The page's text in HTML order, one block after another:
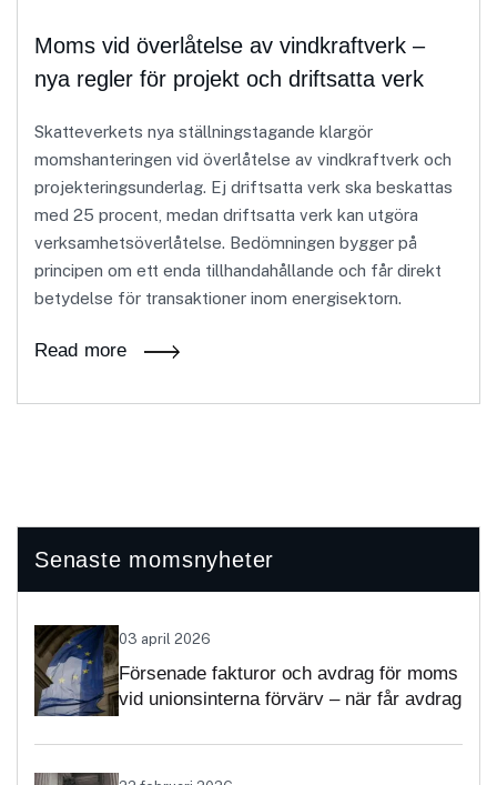
Moms vid överlåtelse av vindkraftverk –
nya regler för projekt och driftsatta verk
Skatteverkets nya ställningstagande klargör
momshanteringen vid överlåtelse av vindkraftverk och
projekteringsunderlag. Ej driftsatta verk ska beskattas
med 25 procent, medan driftsatta verk kan utgöra
verksamhetsöverlåtelse. Bedömningen bygger på
principen om ett enda tillhandahållande och får direkt
betydelse för transaktioner inom energisektorn.
Read more
Senaste momsnyheter
03 april 2026
Försenade fakturor och avdrag för moms
vid unionsinterna förvärv – när får avdrag